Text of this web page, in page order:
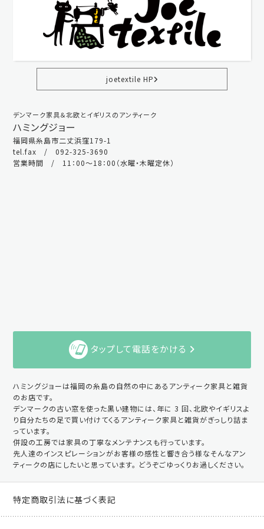
joetextile HP
デンマーク家具＆北欧とイギリスのアンティーク
ハミングジョー
福岡県糸島市二丈浜窪179-1
tel.fax / 092-325-3690
営業時間 / 11：00～18：00（水曜・木曜定休）
タップして電話をかける
ハミングジョーは福岡の糸島の自然の中にあるアンティーク家具と雑貨
のお店です。
デンマークの古い窓を使った黒い建物には、年に 3 回、北欧やイギリスよ
り自分たちの足で買い付けてくるアンティーク家具と雑貨がぎっしり詰ま
っています。
併設の工房では家具の丁寧なメンテナンスも行っています。
先人達のインスピレーションがお客様の感性と響き合う様なそんなアン
ティークの店にしたいと思っています。 どうぞごゆっくりお過しください。
特定商取引法に基づく表記